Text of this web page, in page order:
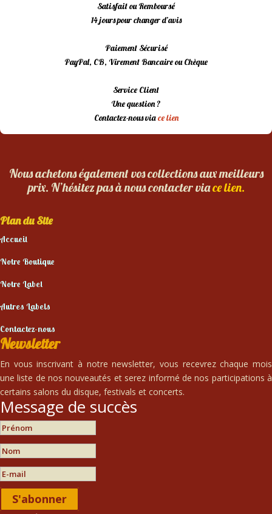
Satisfait ou Remboursé
14 jours pour changer d’avis
Paiement Sécurisé
PayPal, CB, Virement Bancaire ou Chèque
Service Client
Une question ?
Contactez-nous viace lien
Nous achetons également vos collections aux meilleurs
prix. N’hésitez pas à nous contacter viace lien.
Plan du Site
Accueil
Notre Boutique
Notre Label
Autres Labels
Contactez-nous
Newsletter
En vous inscrivant à notre newsletter, vous recevrez chaque mois
une liste de nos nouveautés et serez informé de nos participations à
certains salons du disque, festivals et concerts.
Message de succès
S'abonner